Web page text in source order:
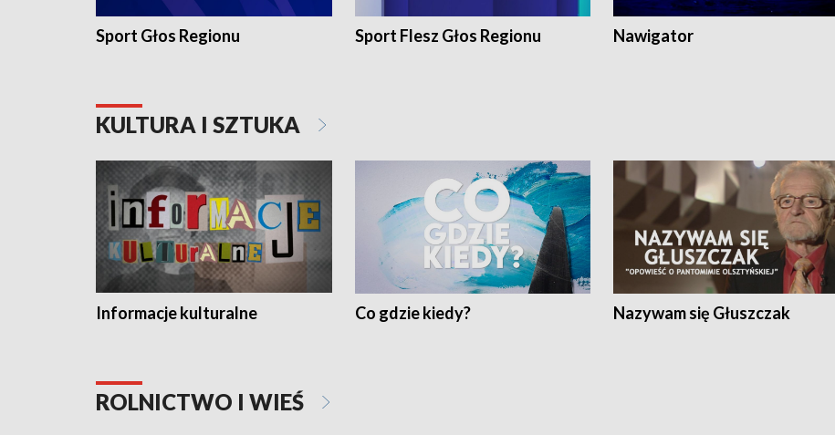
Sport Głos Regionu Sport Flesz Głos Regionu Nawigator
KULTURA I SZTUKA
Informacje kulturalne Co gdzie kiedy? Nazywam się Głuszczak
ROLNICTWO I WIEŚ